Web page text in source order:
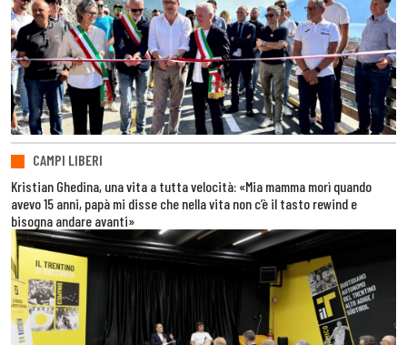
CAMPI LIBERI
Kristian Ghedina, una vita a tutta velocità: «Mia mamma morì quando
avevo 15 anni, papà mi disse che nella vita non c’è il tasto rewind e
bisogna andare avanti»